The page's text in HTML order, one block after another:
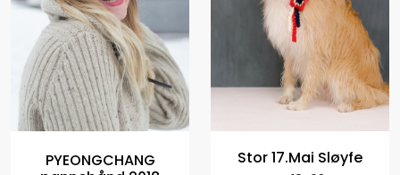
PYEONGCHANG
Stor 17.Mai Sløyfe